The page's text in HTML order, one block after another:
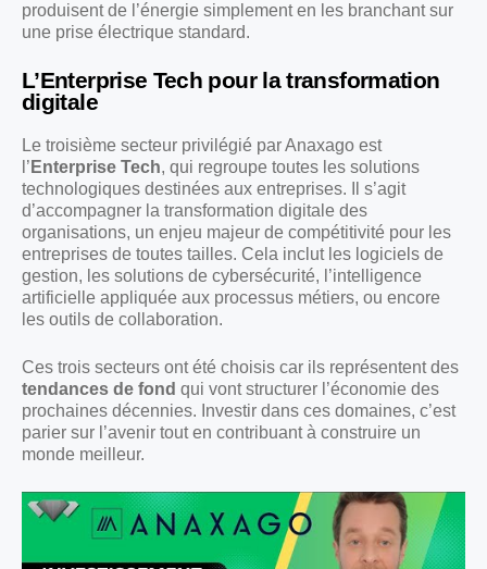
produisent de l’énergie simplement en les branchant sur
une prise électrique standard.
L’Enterprise Tech pour la transformation
digitale
Le troisième secteur privilégié par Anaxago est
l’ Enterprise Tech, qui regroupe toutes les solutions
technologiques destinées aux entreprises. Il s’agit
d’accompagner la transformation digitale des
organisations, un enjeu majeur de compétitivité pour les
entreprises de toutes tailles. Cela inclut les logiciels de
gestion, les solutions de cybersécurité, l’intelligence
artificielle appliquée aux processus métiers, ou encore
les outils de collaboration.
Ces trois secteurs ont été choisis car ils représentent des
tendances de fond qui vont structurer l’économie des
prochaines décennies. Investir dans ces domaines, c’est
parier sur l’avenir tout en contribuant à construire un
monde meilleur.